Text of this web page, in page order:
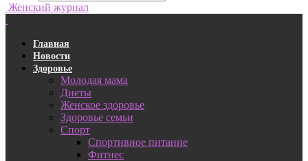
Женский журнал
Главная
Новости
Здоровье
Молодая мама
Диеты
Женское здоровье
Здоровье семьи
Спорт
Спортивное питание
Фитнес